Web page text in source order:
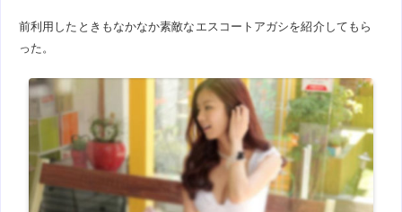
前利用したときもなかなか素敵なエスコートアガシを紹介してもら
った。